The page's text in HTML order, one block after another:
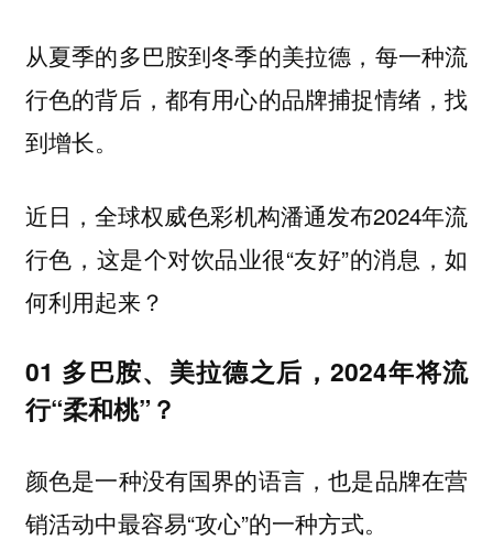
从夏季的多巴胺到冬季的美拉德，每一种流
行色的背后，都有用心的品牌捕捉情绪，找
到增长。
近日，全球权威色彩机构潘通发布2024年流
行色，这是个对饮品业很“友好”的消息，如
何利用起来？
01 多巴胺、美拉德之后，2024年将流
行“柔和桃”？
颜色是一种没有国界的语言，也是品牌在营
销活动中最容易“攻心”的一种方式。